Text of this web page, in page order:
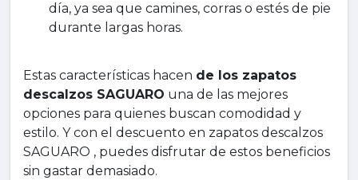
día, ya sea que camines, corras o estés de pie
durante largas horas.
Estas características hacen de los zapatos
descalzos SAGUARO una de las mejores
opciones para quienes buscan comodidad y
estilo. Y con el descuento en zapatos descalzos
SAGUARO , puedes disfrutar de estos beneficios
sin gastar demasiado.